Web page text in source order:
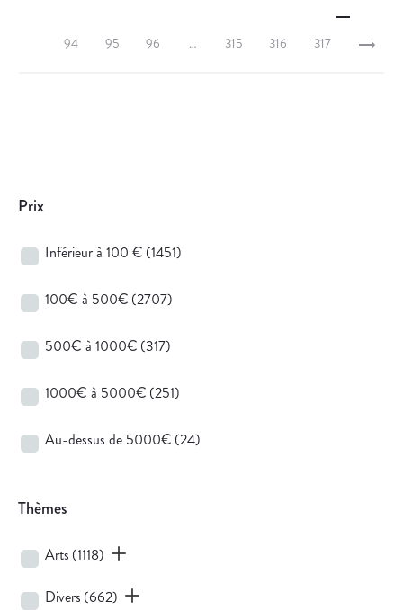
94 95 96 … 315 316 317
Prix
Inférieur à 100 € (1451)
100€ à 500€ (2707)
500€ à 1000€ (317)
1000€ à 5000€ (251)
Au-dessus de 5000€ (24)
Thèmes
Arts (1118)
Divers (662)